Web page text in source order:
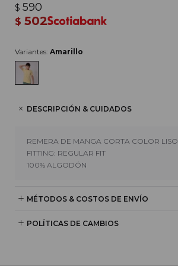
$ 590
$ 502
Variantes: Amarillo
DESCRIPCIÓN & CUIDADOS
REMERA DE MANGA CORTA COLOR LISO
FITTING: REGULAR FIT
100% ALGODÓN
MÉTODOS & COSTOS DE ENVÍO
POLÍTICAS DE CAMBIOS